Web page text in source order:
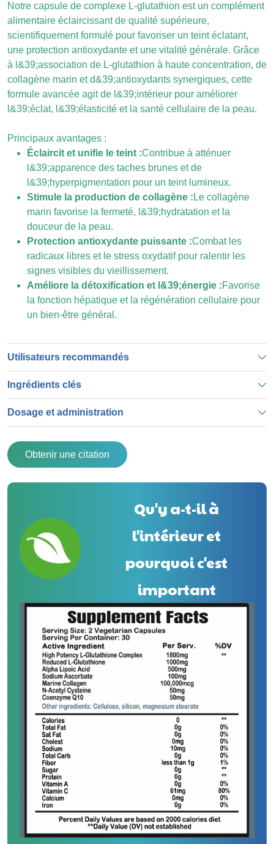
Notre capsule de complexe L-glutathion est un complément
alimentaire éclaircissant de qualité supérieure,
scientifiquement formulé pour favoriser un teint éclatant,
une protection antioxydante et une vitalité générale. Grâce
à l&39;association de L-glutathion à haute concentration, de
collagène marin et d&39;antioxydants synergiques, cette
formule avancée agit de l&39;intérieur pour améliorer
l&39;éclat, l&39;élasticité et la santé cellulaire de la peau.
Principaux avantages :
Éclaircit et unifie le teint :Contribue à atténuer
l&39;apparence des taches brunes et de
l&39;hyperpigmentation pour un teint lumineux.
Stimule la production de collagène : Le collagène
marin favorise la fermeté, l&39;hydratation et la
douceur de la peau.
Protection antioxydante puissante :Combat les
radicaux libres et le stress oxydatif pour ralentir les
signes visibles du vieillissement.
Améliore la détoxification et l&39;énergie :Favorise
la fonction hépatique et la régénération cellulaire pour
un bien-être général.
Utilisateurs recommandés
Ingrédients clés
Dosage et administration
Obtenir une citation
Qu'y a-t-il à
l'intérieur et
pourquoi c'est
important